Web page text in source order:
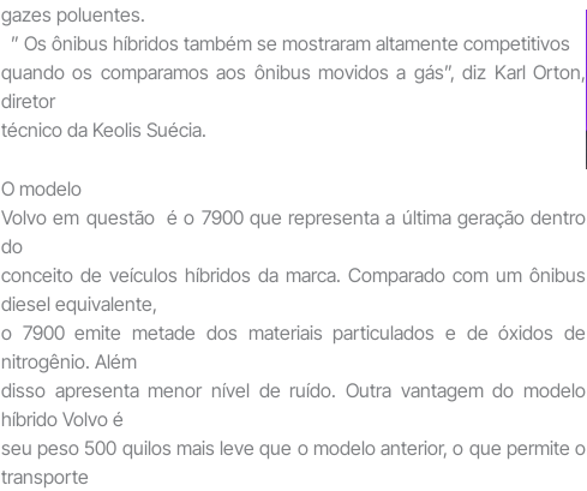
gazes poluentes.
” Os ônibus híbridos também se mostraram altamente competitivos
quando os comparamos aos ônibus movidos a gás”, diz Karl Orton,
diretor
técnico da Keolis Suécia.
O modelo
Volvo em questão é o 7900 que representa a última geração dentro
do
conceito de veículos híbridos da marca. Comparado com um ônibus
diesel equivalente,
o 7900 emite metade dos materiais particulados e de óxidos de
nitrogênio. Além
disso apresenta menor nível de ruído. Outra vantagem do modelo
híbrido Volvo é
seu peso 500 quilos mais leve que o modelo anterior, o que permite o
transporte